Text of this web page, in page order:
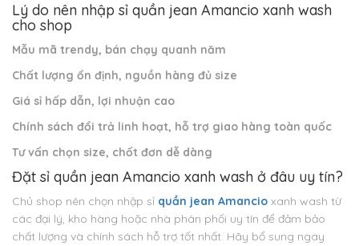
Lý do nên nhập sỉ quần jean Amancio xanh wash
cho shop
Mẫu mã trendy, bán chạy quanh năm
Chất lượng ổn định, nguồn hàng đủ size
Giá sỉ hấp dẫn, lợi nhuận cao
Chính sách đổi trả linh hoạt, hỗ trợ giao hàng toàn quốc
Tư vấn chọn size, chốt đơn dễ dàng
Đặt sỉ quần jean Amancio xanh wash ở đâu uy tín?
Chủ shop nên chọn nhập sỉ quần jean Amancio xanh wash từ
các đại lý, kho hàng hoặc nhà phân phối uy tín để đảm bảo
chất lượng và chính sách hỗ trợ tốt nhất. Hãy bổ sung ngay